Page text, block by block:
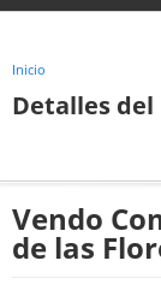
Inicio
Detalles
Vendo
de las